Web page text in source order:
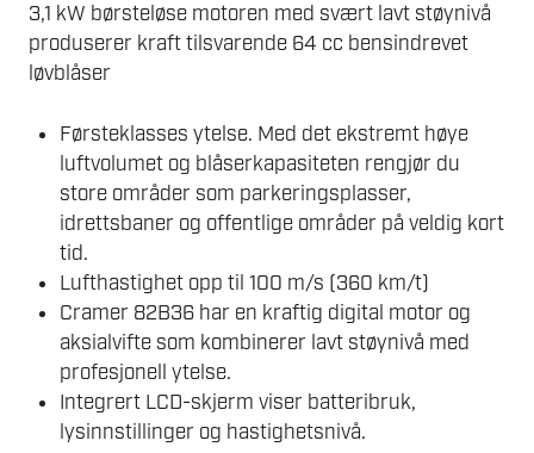
3,1 kW børsteløse motoren med svært lavt støynivå
produserer kraft tilsvarende 64 cc bensindrevet
løvblåser
Førsteklasses ytelse. Med det ekstremt høye
luftvolumet og blåserkapasiteten rengjør du
store områder som parkeringsplasser,
idrettsbaner og offentlige områder på veldig kort
tid.
Lufthastighet opp til 100 m/s (360 km/t)
Cramer 82B36 har en kraftig digital motor og
aksialvifte som kombinerer lavt støynivå med
profesjonell ytelse.
Integrert LCD-skjerm viser batteribruk,
lysinnstillinger og hastighetsnivå.